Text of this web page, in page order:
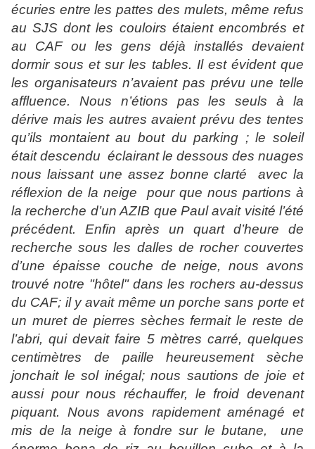
écuries entre les pattes des mulets, même refus
au SJS dont les couloirs étaient encombrés et
au CAF ou les gens déjà installés devaient
dormir sous et sur les tables. Il est évident que
les organisateurs n’avaient pas prévu une telle
affluence. Nous n’étions pas les seuls à la
dérive mais les autres avaient prévu des tentes
qu’ils montaient au bout du parking ; le soleil
était descendu éclairant le dessous des nuages
nous laissant une assez bonne clarté
avec la
réflexion de la neige
pour que nous partions à
la recherche d’un AZIB que Paul avait visité l’été
précédent. Enfin après un quart d’heure de
recherche sous les dalles de rocher couvertes
d’une épaisse couche de neige, nous avons
trouvé notre "hôtel" dans les rochers au-dessus
du CAF; il y avait même un porche sans porte et
un muret de pierres sèches fermait le reste de
l’abri, qui devait faire 5 mètres carré, quelques
centimètres de paille heureusement sèche
jonchait le sol inégal; nous sautions de joie et
aussi pour nous réchauffer, le froid devenant
piquant. Nous avons rapidement aménagé et
mis de la neige à fondre sur le butane,
une